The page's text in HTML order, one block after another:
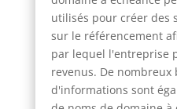
utilisés pour créer des
sur le référencement
par lequel l'entreprise
revenus. De nombreux
d'informations sont